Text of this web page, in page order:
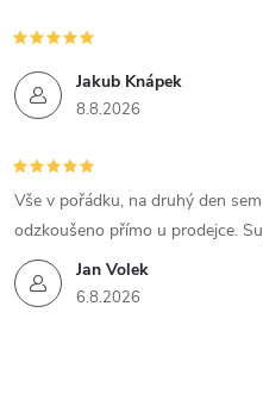
Jakub Knápek
8.8.2026
Jan Volek
6.8.2026
Vše v pořádku, na druhý den
odzkoušeno přímo u prodejce.